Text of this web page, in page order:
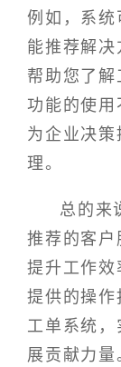
例如，系统
能推荐解决
帮助您了
功能的使
为企业决
理。
总的来
推荐的客户
提升工作效
提供的操
工单系统
展贡献力量